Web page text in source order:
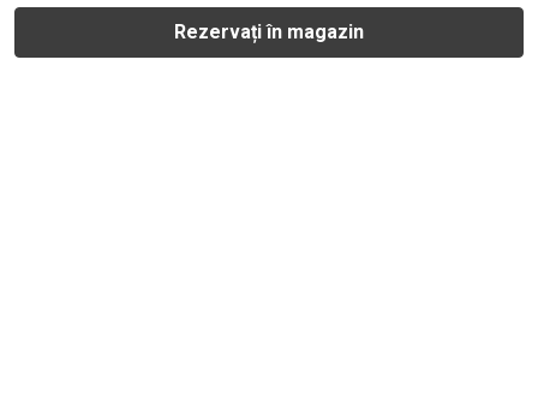
Rezervați în magazin